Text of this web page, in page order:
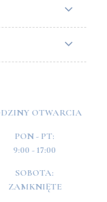
OTWARCIA
PON - PT:
9:00 - 17:00
SOBOTA:
ZAMKNIĘTE